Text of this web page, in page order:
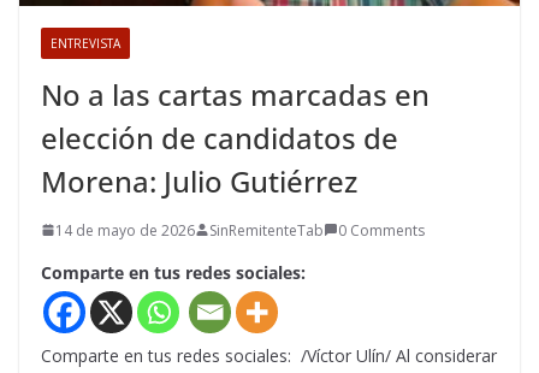
ENTREVISTA
No a las cartas marcadas en
elección de candidatos de
Morena: Julio Gutiérrez
14 de mayo de 2026 SinRemitenteTab 0 Comments
Comparte en tus redes sociales:
Comparte en tus redes sociales: /Víctor Ulín/ Al considerar